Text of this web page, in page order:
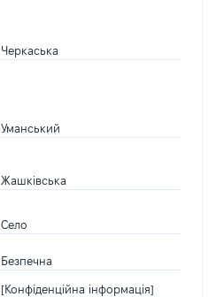
Черкаська
Уманський
Жашківська
Село
Безпечна
[Конфіденційна інформація]